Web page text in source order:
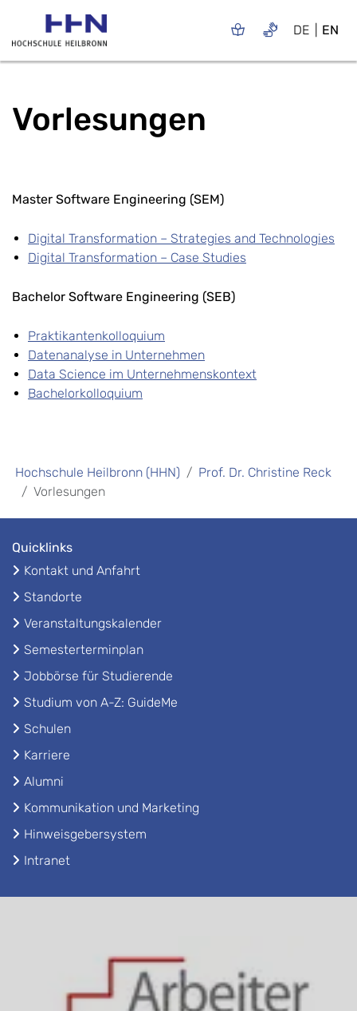
DE EN
Vorlesungen
Master Software Engineering (SEM)
Digital Transformation – Strategies and Technologies
Digital Transformation – Case Studies
Bachelor Software Engineering (SEB)
Praktikantenkolloquium
Datenanalyse in Unternehmen
Data Science im Unternehmenskontext
Bachelorkolloquium
Hochschule Heilbronn (HHN)
Prof. Dr. Christine Reck
Vorlesungen
Quicklinks
Kontakt und Anfahrt
Standorte
Veranstaltungskalender
Semesterterminplan
Jobbörse für Studierende
Studium von A-Z: GuideMe
Schulen
Karriere
Alumni
Kommunikation und Marketing
Hinweisgebersystem
Intranet